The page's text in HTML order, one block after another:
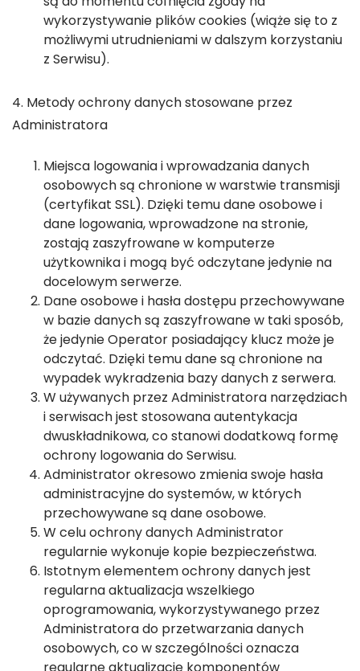
wykorzystywanie plików cookies (wiąże się to z
możliwymi utrudnieniami w dalszym korzystaniu
z Serwisu).
4. Metody ochrony danych stosowane przez
Administratora
Miejsca logowania i wprowadzania danych
osobowych są chronione w warstwie transmisji
(certyfikat SSL). Dzięki temu dane osobowe i
dane logowania, wprowadzone na stronie,
zostają zaszyfrowane w komputerze
użytkownika i mogą być odczytane jedynie na
docelowym serwerze.
Dane osobowe i hasła dostępu przechowywane
w bazie danych są zaszyfrowane w taki sposób,
że jedynie Operator posiadający klucz może je
odczytać. Dzięki temu dane są chronione na
wypadek wykradzenia bazy danych z serwera.
W używanych przez Administratora narzędziach
i serwisach jest stosowana autentykacja
dwuskładnikowa, co stanowi dodatkową formę
ochrony logowania do Serwisu.
Administrator okresowo zmienia swoje hasła
administracyjne do systemów, w których
przechowywane są dane osobowe.
W celu ochrony danych Administrator
regularnie wykonuje kopie bezpieczeństwa.
Istotnym elementem ochrony danych jest
regularna aktualizacja wszelkiego
oprogramowania, wykorzystywanego przez
Administratora do przetwarzania danych
osobowych, co w szczególności oznacza